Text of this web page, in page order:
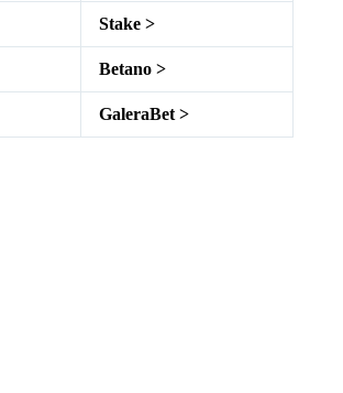
Stake >
Betano >
GaleraBet >